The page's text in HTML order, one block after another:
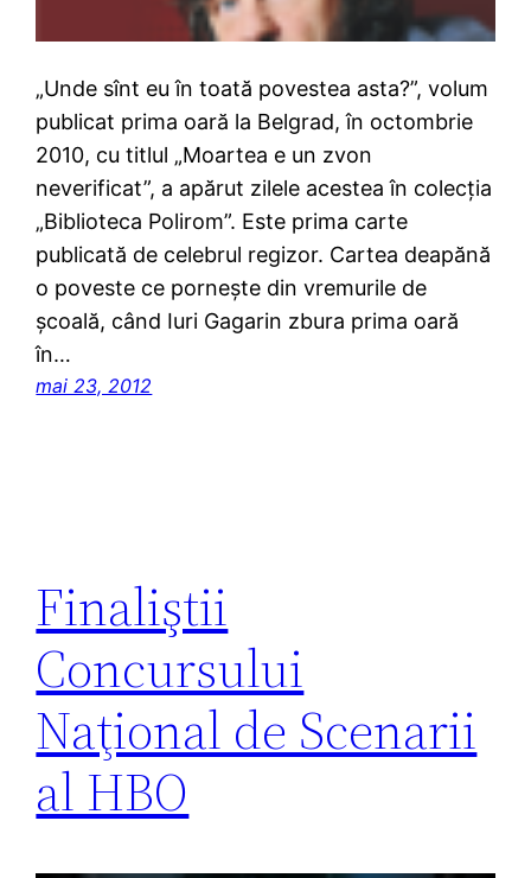
„Unde sînt eu în toată povestea asta?”, volum
publicat prima oară la Belgrad, în octombrie
2010, cu titlul „Moartea e un zvon
neverificat”, a apărut zilele acestea în colecţia
„Biblioteca Polirom”. Este prima carte
publicată de celebrul regizor. Cartea deapănă
o poveste ce porneşte din vremurile de
şcoală, când Iuri Gagarin zbura prima oară
în…
mai 23, 2012
Finaliştii
Concursului
Naţional de Scenarii
al HBO